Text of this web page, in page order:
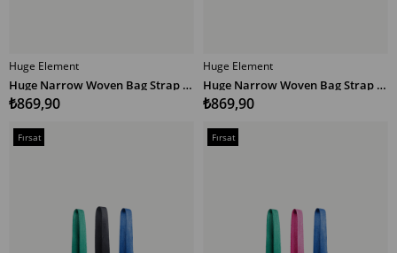
SEPETE EKLE
Huge Element
Huge Narrow Woven Bag Strap Multicolor EPS
₺869,90
SEPETE EKLE
Huge Element
Huge Narrow Woven Bag Strap Multicolor PTM
₺869,90
Fırsat
Fırsat